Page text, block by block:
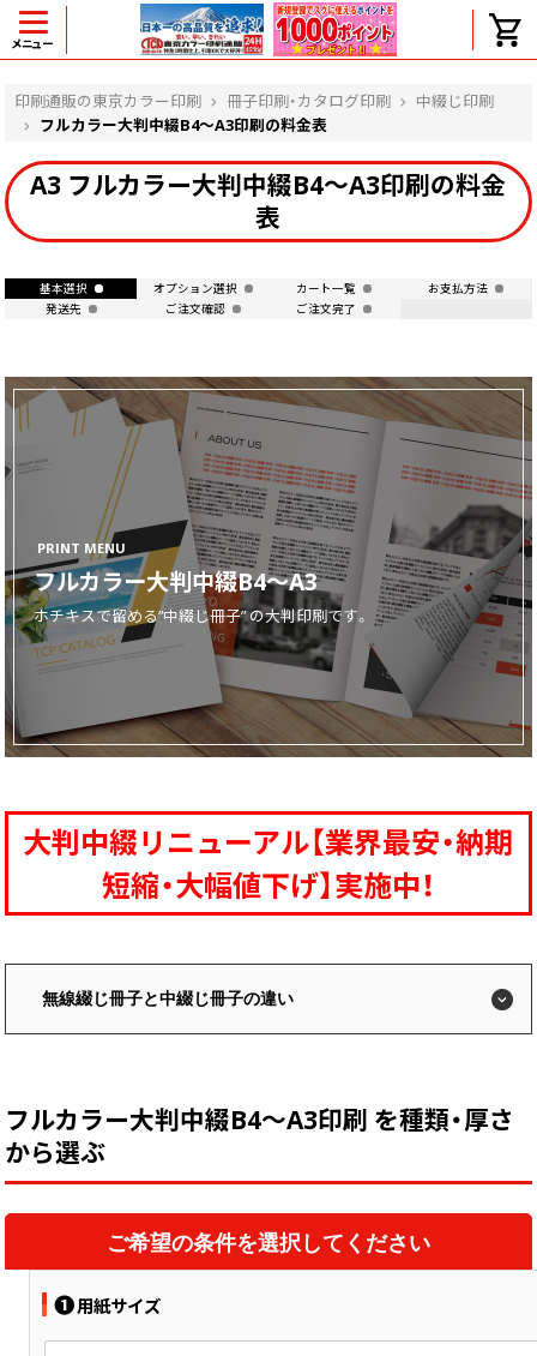
メニュー
印刷通販の東京カラー印刷 冊子印刷・カタログ印刷
中綴じ印刷
フルカラー大判中綴B4～A3印刷の料金表
A3 フルカラー大判中綴B4～A3印刷の料金
表
基本選択 オプション選択 カート一覧
お支払方法
発送先
ご注文確認 ご注文完了
PRINT MENU
フルカラー大判中綴B4～A3
ホチキスで留める”中綴じ冊子” の大判印刷です。
大判中綴リニューアル【業界最安・納期
短縮・大幅値下げ】実施中！
無線綴じ冊子と中綴じ冊子の違い
フルカラー大判中綴B4～A3印刷 を種類・厚さ
から選ぶ
ご希望の条件を選択してください
❶用紙サイズ
ヘルプ
よくある質問
入金・決済後、入金情報画面に反映されま
価格表にない部数の注文は可能ですか？
出荷からお届けまでの日数を教えてくださ
任意の部数単位で帯をかけて納品できま
すか？
領収書・納品書を発行は可能ですか？
初回特典の1000ポイントを使用するに
は？
見本と印刷データの比較はしてくれます
か？
画面表示操作
ユーザー登録ログイン
データ
商品別のよくある質問
無線綴じ冊子
季節商品
封筒／クリアファイル